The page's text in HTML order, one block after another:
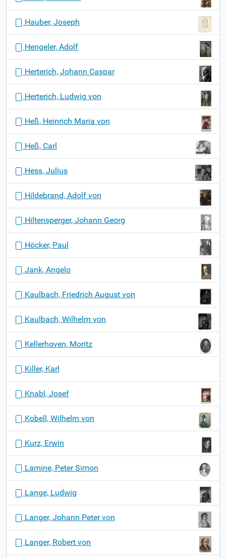
Hauber, Joseph
Hengeler, Adolf
Herterich, Johann Caspar
Herterich, Ludwig von
Heß, Heinrich Maria von
Heß, Carl
Hess, Julius
Hildebrand, Adolf von
Hiltensperger, Johann Georg
Höcker, Paul
Jank, Angelo
Kaulbach, Friedrich August von
Kaulbach, Wilhelm von
Kellerhoven, Moritz
Killer, Karl
Knabl, Josef
Kobell, Wilhelm von
Kurz, Erwin
Lamine, Peter Simon
Lange, Ludwig
Langer, Johann Peter von
Langer, Robert von